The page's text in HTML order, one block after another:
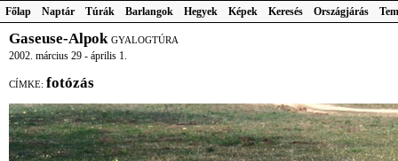
Főlap Naptár Túrák Barlangok Hegyek Képek Keresés Országjárás
Gaseuse-Alpok GYALOGTÚRA
2002. március 29 - április 1.
CÍMKE: fotózás